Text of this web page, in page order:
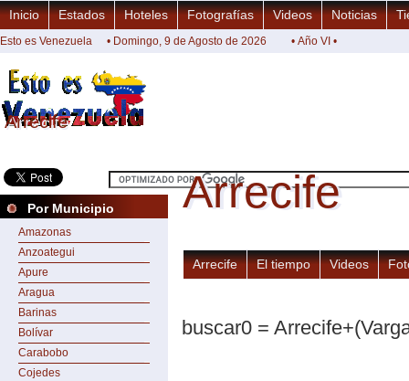
Arrecife
Arrecife
Inicio Estados Hoteles Fotografías Videos Noticias
Esto es Venezuela • Domingo, 9 de Agosto de 2026 • Año VI •
Por Municipio
Amazonas
Anzoategui
Apure
Aragua
Barinas
Bolívar
Carabobo
Cojedes
Arrecife
Arrecife
Arrecife El tiempo Videos
buscar0 =